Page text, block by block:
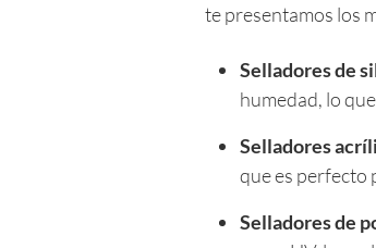
te presentamos los
Selladores de
humedad, lo
Selladores
que es perfecto
Selladores de